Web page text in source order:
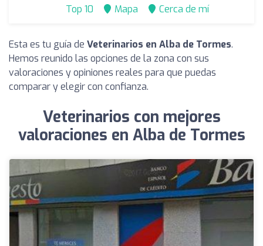
Top 10 Mapa Cerca de mí
Esta es tu guía de Veterinarios en Alba de Tormes.
Hemos reunido las opciones de la zona con sus
valoraciones y opiniones reales para que puedas
comparar y elegir con confianza.
Veterinarios con mejores
valoraciones en Alba de Tormes